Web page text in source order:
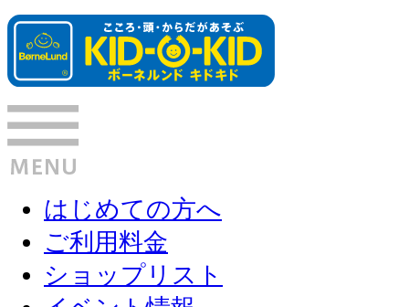
はじめての方へ
ご利用料金
ショップリスト